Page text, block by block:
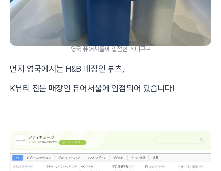
영국 퓨어서울에 입점한 메디큐브
먼저 영국에서는 H&B 매장인 부츠,
K뷰티 전문 매장인 퓨어서울에 입점되어 있습니다!